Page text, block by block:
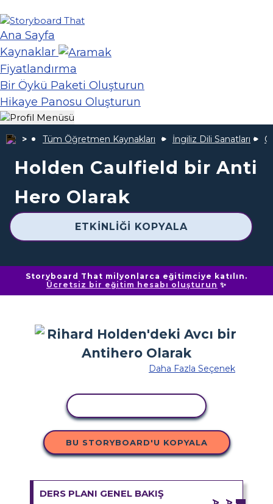
Ana Sayfa
Kaynaklar
Fiyatlandırma
Bir Öykü Paketi Oluşturun
Hikaye Panosu Oluşturun
Tüm Öğretmen Kaynakları İngiliz Dili Sanatları
Holden Caulfield bir Anti
Hero Olarak
ETKINLIĞI KOPYALA
Storyboard That milyonlarca eğitimciye katılın.
Ücretsiz bir eğitim hesabı oluşturun ✨
Daha Fazla Seçenek
BU STORYBOARD'U KOPYALA
DERS PLANI GENEL BAKIŞ